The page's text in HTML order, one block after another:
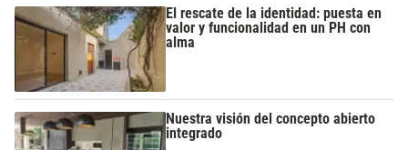
El rescate de la identidad: puesta en
valor y funcionalidad en un PH con
alma
Nuestra visión del concepto abierto
integrado